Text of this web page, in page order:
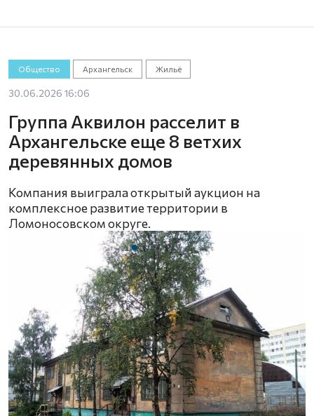
Общество Архангельск Жильё
30.06.2026 16:06
Группа Аквилон расселит в
Архангельске еще 8 ветхих
деревянных домов
Компания выиграла открытый аукцион на
комплексное развитие территории в
Ломоносовском округе.